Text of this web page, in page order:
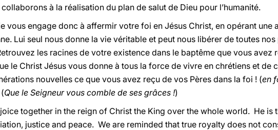
à la réalisation du plan de salut de Dieu pour l’humanité.
vous engage donc à affermir votre foi en Jésus Christ, en opérant une
Lui seul nous donne la vie véritable et peut nous libérer de toutes
les racines de votre existence dans le baptême que vous avez
le Christ Jésus vous donne à tous la force de vivre en chrétiens et de
nouvelles ce que vous avez reçu de vos Pères dans la foi ! (en
Que le Seigneur vous comble de ses grâces !)
together in the reign of Christ the King over the whole world. He is
justice and peace. We are reminded that true royalty does not